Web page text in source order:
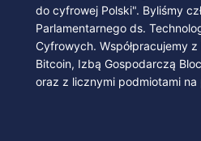
do cyfrowej Polski". Byliśmy
Parlamentarnego ds.
Cyfrowych. Współpracujemy
Bitcoin, Izbą Gospodarczą
oraz z licznymi podmiotami na